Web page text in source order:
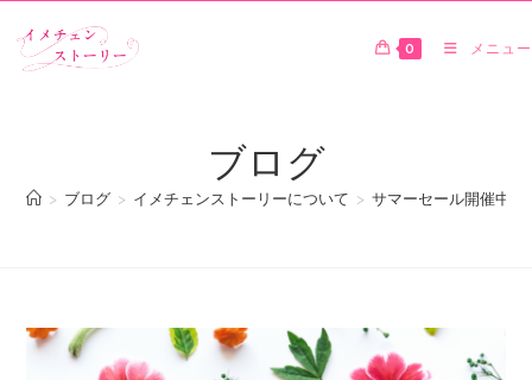
0 メニュー
ブログ
> ブログ > イメチェンストーリーについて > サマーセール開催中！